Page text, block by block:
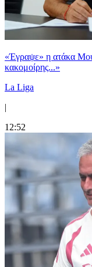
«Έγραψε» η ατάκα
κακομοίρης...»
La Liga
|
12:52